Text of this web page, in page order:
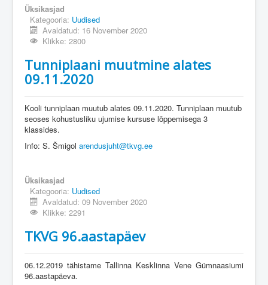
Üksikasjad
Kategooria: Uudised
Avaldatud: 16 November 2020
Klikke: 2800
Tunniplaani muutmine alates
09.11.2020
Kooli tunniplaan muutub alates 09.11.2020. Tunniplaan muutub
seoses kohustusliku ujumise kursuse lõppemisega 3
klassides.
Info: S. Šmigol arendusjuht@tkvg.ee
Üksikasjad
Kategooria: Uudised
Avaldatud: 09 November 2020
Klikke: 2291
TKVG 96.aastapäev
06.12.2019 tähistame Tallinna Kesklinna Vene Gümnaasiumi
96.aastapäeva.